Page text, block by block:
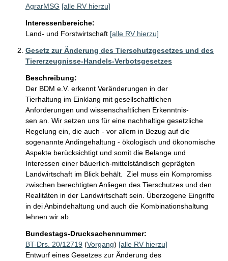
AgrarMSG [alle RV hierzu]
Interessenbereiche:
Land- und Forstwirtschaft [alle RV hierzu]
Gesetz zur Änderung des Tierschutzgesetzes und des
Tiererzeugnisse-Handels-Verbotsgesetzes
Beschreibung:
Der BDM e.V. erkennt Veränderungen in der
Tierhaltung im Einklang mit gesellschaftlichen
Anforderungen und wissenschaftlichen Erkenntnis-
sen an. Wir setzen uns für eine nachhaltige gesetzliche
Regelung ein, die auch - vor allem in Bezug auf die
sogenannte Andingehaltung - ökologisch und ökonomische
Aspekte berücksichtigt und somit die Belange und
Interessen einer bäuerlich-mittelständisch geprägten
Landwirtschaft im Blick behält.  Ziel muss ein Kompromiss
zwischen berechtigten Anliegen des Tierschutzes und den
Realitäten in der Landwirtschaft sein. Überzogene Eingriffe
in dei Anbindehaltung und auch die Kombinationshaltung
lehnen wir ab.
Bundestags-Drucksachennummer:
BT-Drs. 20/12719 (Vorgang) [alle RV hierzu]
Entwurf eines Gesetzes zur Änderung des